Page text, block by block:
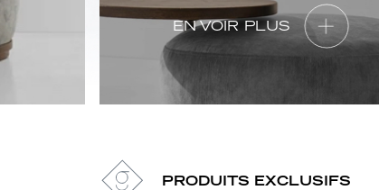
EN VOIR PLUS
PRODUITS EXCLUSIFS